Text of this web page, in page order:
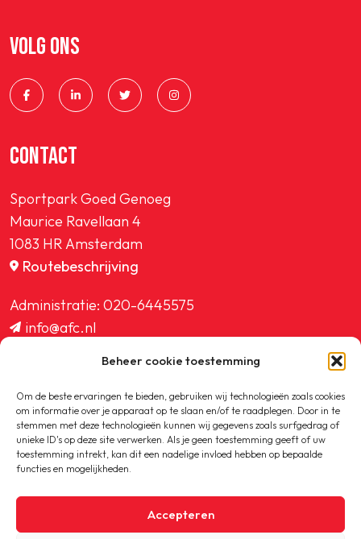
Beheer cookie toestemming
Om de beste ervaringen te bieden, gebruiken wij technologieën zoals cookies
om informatie over je apparaat op te slaan en/of te raadplegen. Door in te
stemmen met deze technologieën kunnen wij gegevens zoals surfgedrag of
unieke ID's op deze site verwerken. Als je geen toestemming geeft of uw
toestemming intrekt, kan dit een nadelige invloed hebben op bepaalde
functies en mogelijkheden.
Accepteren
VOLG ONS
CONTACT
Sportpark Goed Genoeg
Maurice Ravellaan 4
1083 HR Amsterdam
Routebeschrijving
Administratie: 020-6445575
info@afc.nl
ledenadministratie@afc.nl
Copyright © 2020-2026 AFC